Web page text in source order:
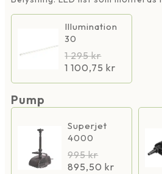
Illumination
30
1 295kr
1 100,75kr
Pump
Superjet
4000
995kr
895,50kr